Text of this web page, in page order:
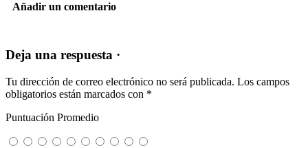
Añadir un comentario
Deja una respuesta ·
Tu dirección de correo electrónico no será publicada. Los campos
obligatorios están marcados con *
Puntuación Promedio